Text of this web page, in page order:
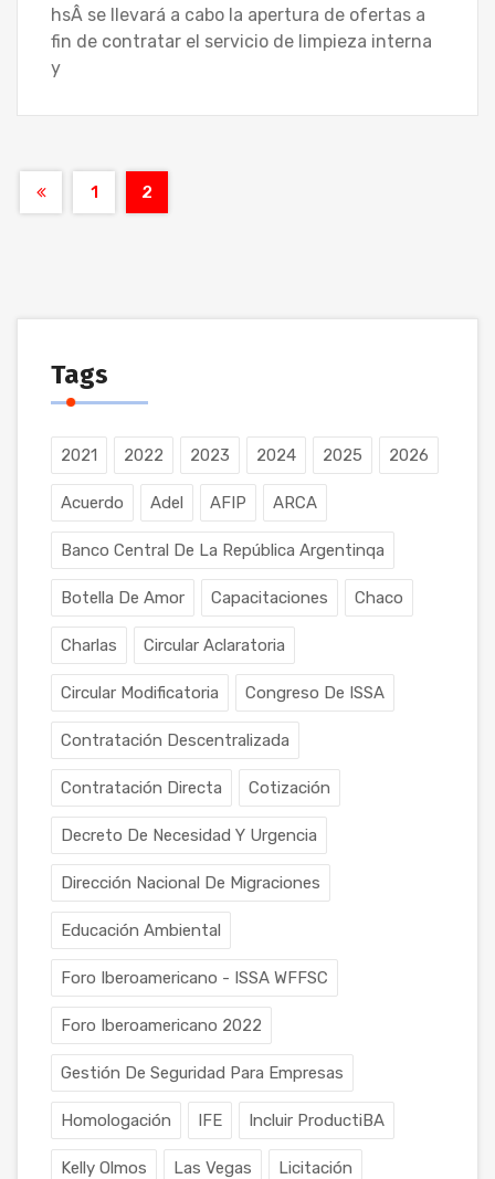
hsÂ se llevará a cabo la apertura de ofertas a
fin de contratar el servicio de limpieza interna
y
1 2
Tags
2021 2022 2023 2024 2025 2026
Acuerdo Adel AFIP ARCA
Banco Central De La República Argentinqa
Botella De Amor Capacitaciones Chaco
Charlas Circular Aclaratoria
Circular Modificatoria Congreso De ISSA
Contratación Descentralizada
Contratación Directa Cotización
Decreto De Necesidad Y Urgencia
Dirección Nacional De Migraciones
Educación Ambiental
Foro Iberoamericano - ISSA WFFSC
Foro Iberoamericano 2022
Gestión De Seguridad Para Empresas
Homologación IFE Incluir ProductiBA
Kelly Olmos Las Vegas Licitación